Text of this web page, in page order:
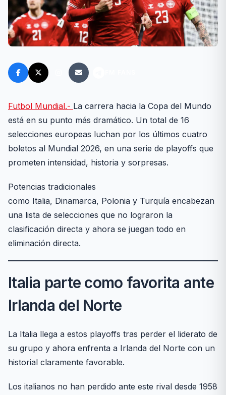
Futbol Mundial.- La carrera hacia la Copa del Mundo
está en su punto más dramático. Un total de 16
selecciones europeas luchan por los últimos cuatro
boletos al Mundial 2026, en una serie de playoffs que
prometen intensidad, historia y sorpresas.
Potencias tradicionales
como Italia, Dinamarca, Polonia y Turquía encabezan
una lista de selecciones que no lograron la
clasificación directa y ahora se juegan todo en
eliminación directa.
Italia parte como favorita ante
Irlanda del Norte
La Italia llega a estos playoffs tras perder el liderato de
su grupo y ahora enfrenta a Irlanda del Norte con un
historial claramente favorable.
Los italianos no han perdido ante este rival desde 1958